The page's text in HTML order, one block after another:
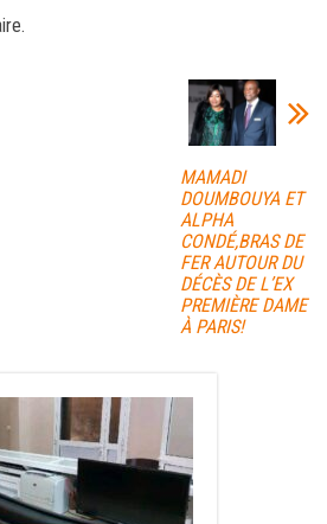
ag
MAMADI
DOUMBOUYA ET
ALPHA
CONDÉ,BRAS DE
FER AUTOUR DU
DÉCÈS DE L’EX
PREMIÈRE DAME
À PARIS!